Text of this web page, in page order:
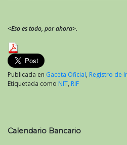
<Eso es todo, por ahora>.
Publicada en Gaceta Oficial, Registro de
Etiquetada como NIT, RIF
Calendario Bancario